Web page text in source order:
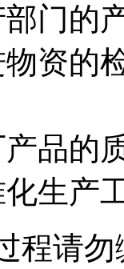
门的
资的
品的
生产
程请